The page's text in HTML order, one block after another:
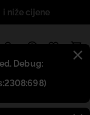
Debug:
i niže cijene